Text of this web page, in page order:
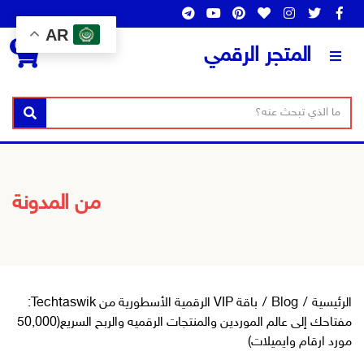
المتجر الرقمي
س
ف
ص
ا
بحث
0
من المدونة
الرئيسية /
Blog
/
باقة VIP الرقمية الأسطورية من Techtaswik:
مفتاحك إلى عالم الموردين والمنتجات الرقميه والربح السريع(50,000
مورد ارقام وايميلات)
AR